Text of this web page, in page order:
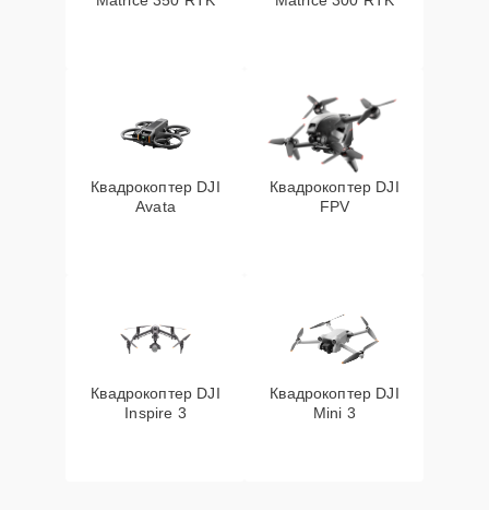
Квадрокоптер DJI
Avata
Квадрокоптер DJI
FPV
Квадрокоптер DJI
Inspire 3
Квадрокоптер DJI
Mini 3